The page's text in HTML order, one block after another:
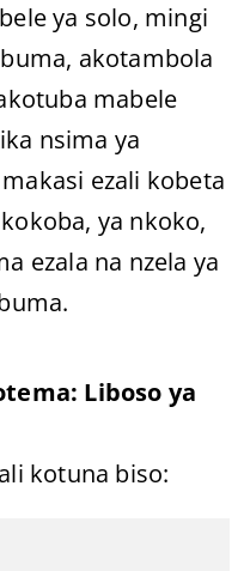
ya solo, mingi
akotambola
mabele
nsima ya
ezali kobeta
ya nkoko,
ezala na nzela ya
Liboso ya
kotuna biso: